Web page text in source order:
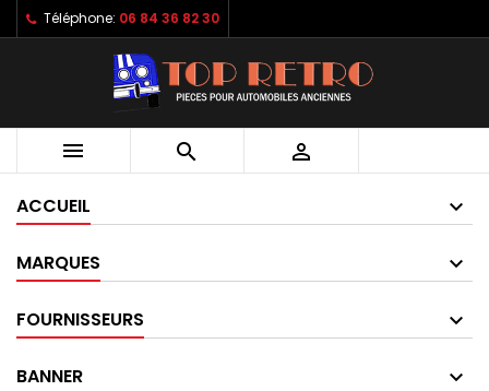
Téléphone: 06 84 36 82 30
  
ACCUEIL
MARQUES
FOURNISSEURS
BANNER